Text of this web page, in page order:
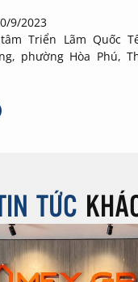
9/2023
Triển Lãm Quốc
phường Hòa Phú,
TỨC